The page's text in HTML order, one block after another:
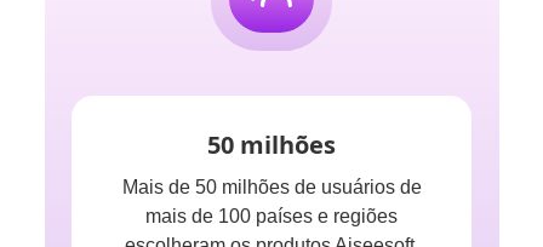
50 milhões
Mais de 50 milhões de usuários de
mais de 100 países e regiões